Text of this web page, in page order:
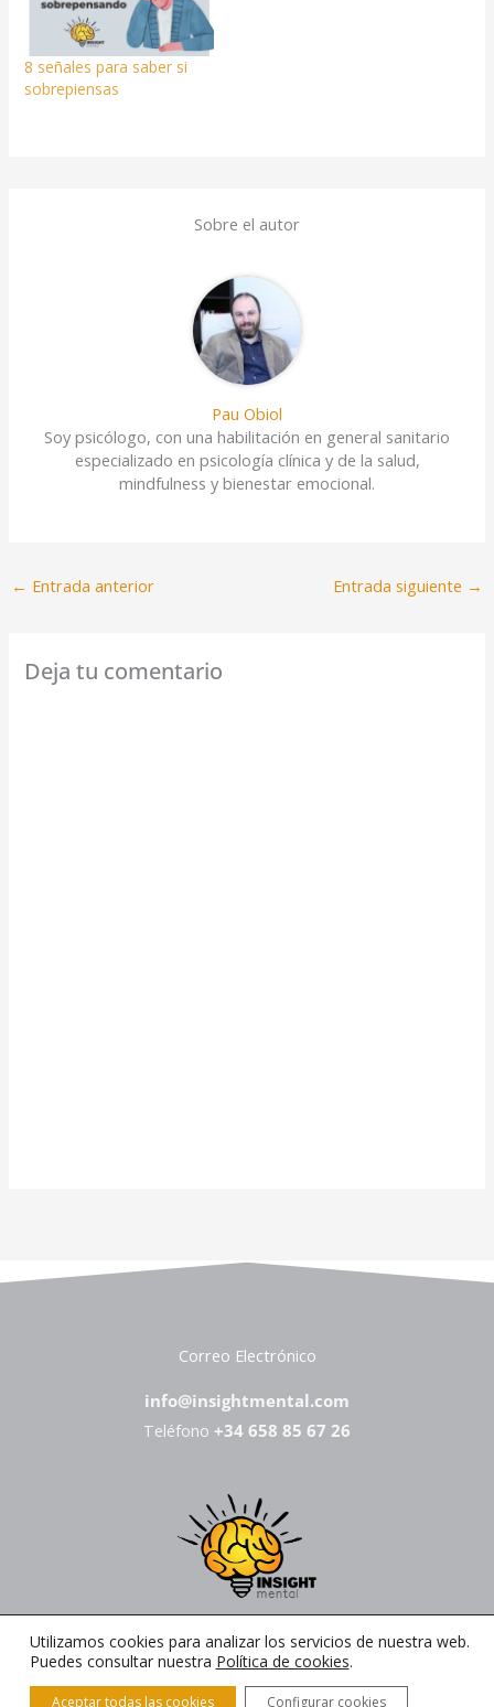
8 señales para saber si
sobrepiensas
Sobre el autor
Pau Obiol
Soy psicólogo, con una habilitación en general sanitario
especializado en psicología clínica y de la salud,
mindfulness y bienestar emocional.
← Entrada anterior Entrada siguiente →
Deja tu comentario
Correo Electrónico
info@insightmental.com
Teléfono +34 658 85 67 26
F
a
I
n
Y T
w
P
i
Utilizamos cookies para analizar los servicios de nuestra web.
Puedes consultar nuestra Política de cookies.
Aceptar todas las cookies Configurar cookies